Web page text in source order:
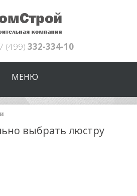
(499) 332-334-10
МЕНЮ
выбрать люстру